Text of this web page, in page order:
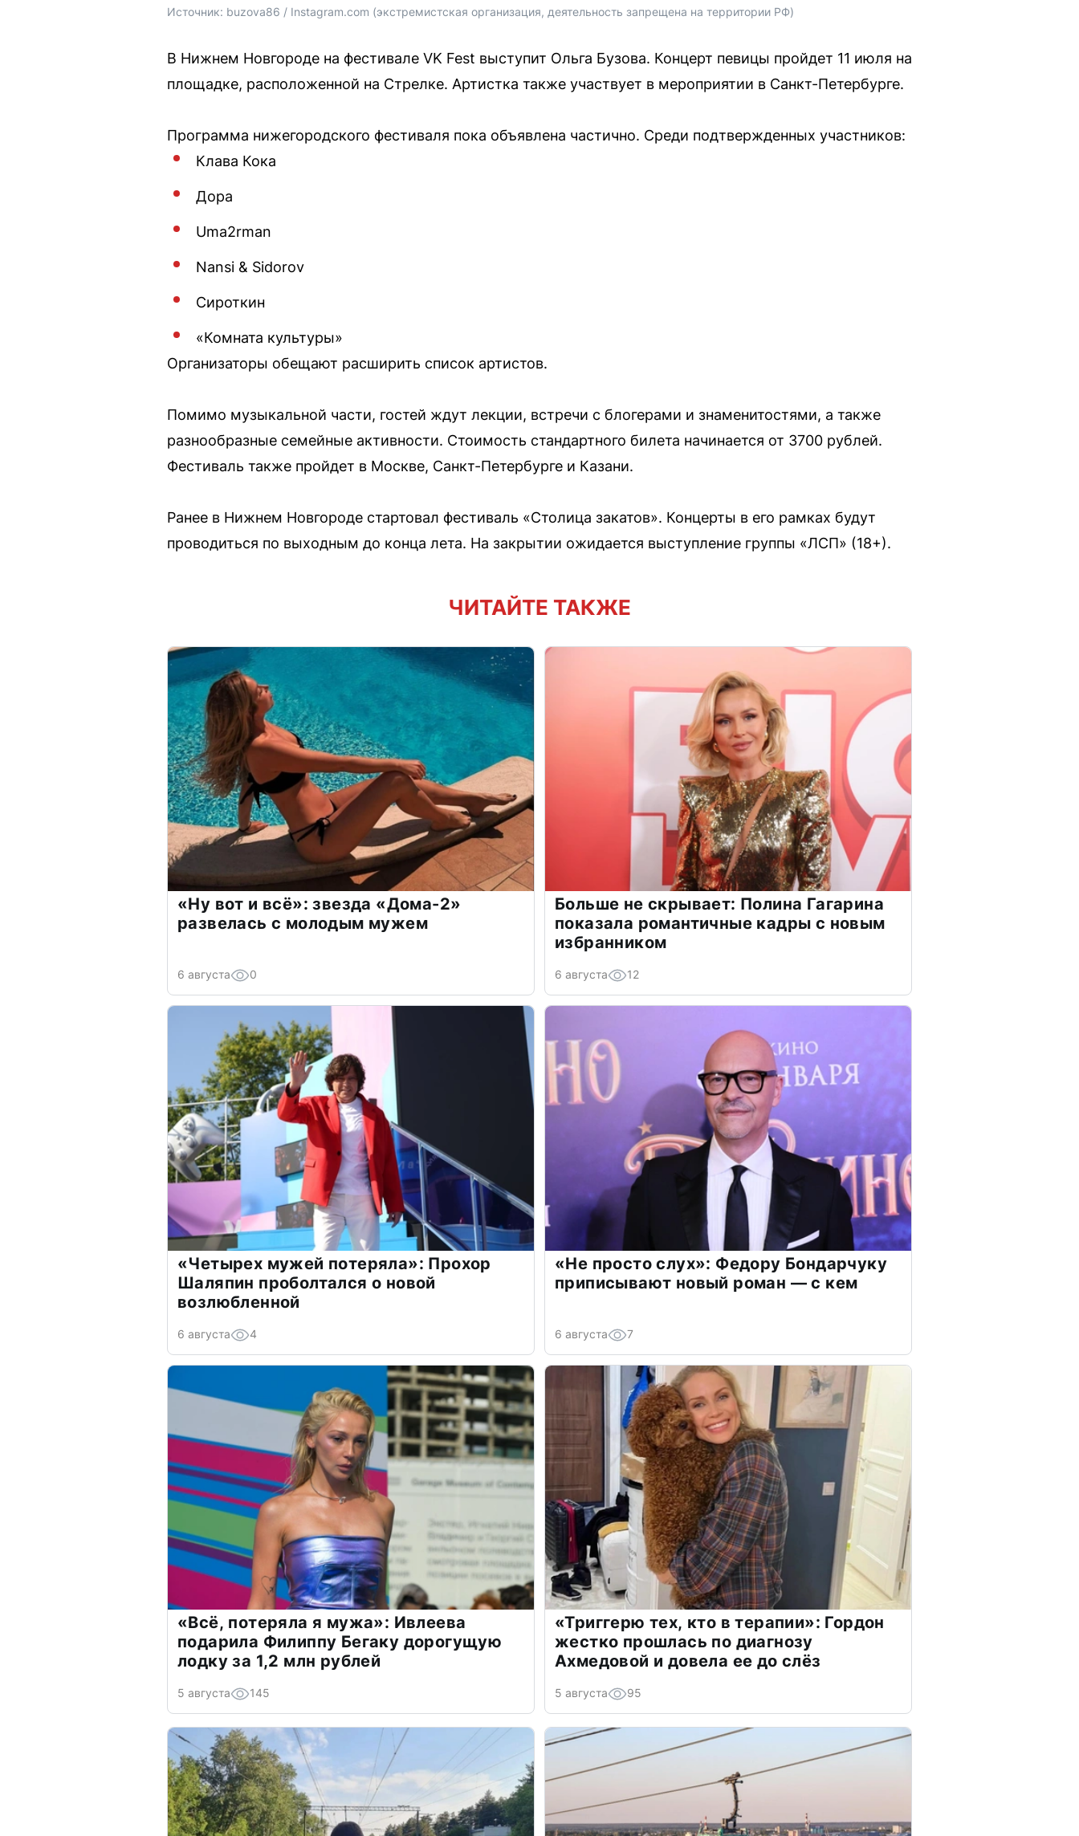
Источник: buzova86 / Instagram.com (экстремистская организация, деятельность запрещена на территории РФ)
В Нижнем Новгороде на фестивале VK Fest выступит Ольга Бузова. Концерт певицы пройдет 11 июля на
площадке, расположенной на Стрелке. Артистка также участвует в мероприятии в Санкт-Петербурге.
Программа нижегородского фестиваля пока объявлена частично. Среди подтвержденных участников:
Клава Кока
Дора
Uma2rman
Nansi & Sidorov
Сироткин
«Комната культуры»
Организаторы обещают расширить список артистов.
Помимо музыкальной части, гостей ждут лекции, встречи с блогерами и знаменитостями, а также
разнообразные семейные активности. Стоимость стандартного билета начинается от 3700 рублей.
Фестиваль также пройдет в Москве, Санкт-Петербурге и Казани.
Ранее в Нижнем Новгороде стартовал фестиваль «Столица закатов». Концерты в его рамках будут
проводиться по выходным до конца лета. На закрытии ожидается выступление группы «ЛСП» (18+).
ЧИТАЙТЕ ТАКЖЕ
«Ну вот и всё»: звезда «Дома-2»
развелась с молодым мужем
6 августа 0
Больше не скрывает: Полина Гагарина
показала романтичные кадры с новым
избранником
6 августа 12
«Четырех мужей потеряла»: Прохор
Шаляпин проболтался о новой
возлюбленной
6 августа 4
«Не просто слух»: Федору Бондарчуку
приписывают новый роман — с кем
6 августа 7
«Всё, потеряла я мужа»: Ивлеева
подарила Филиппу Бегаку дорогущую
лодку за 1,2 млн рублей
5 августа 145
«Триггерю тех, кто в терапии»: Гордон
жестко прошлась по диагнозу
Ахмедовой и довела ее до слёз
5 августа 95